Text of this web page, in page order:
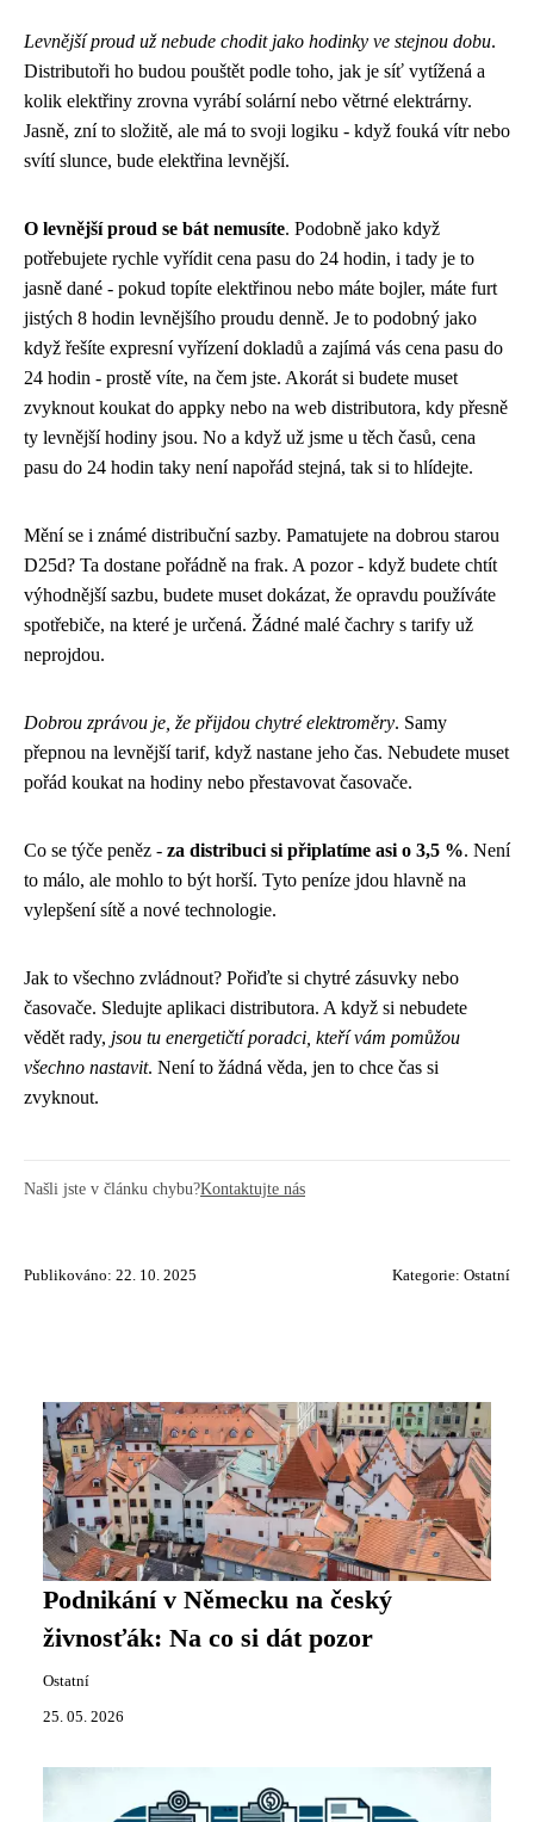
Levnější proud už nebude chodit jako hodinky ve stejnou dobu.
Distributoři ho budou pouštět podle toho, jak je síť vytížená a
kolik elektřiny zrovna vyrábí solární nebo větrné elektrárny.
Jasně, zní to složitě, ale má to svoji logiku - když fouká vítr nebo
svítí slunce, bude elektřina levnější.
O levnější proud se bát nemusíte. Podobně jako když
potřebujete rychle vyřídit cena pasu do 24 hodin, i tady je to
jasně dané - pokud topíte elektřinou nebo máte bojler, máte furt
jistých 8 hodin levnějšího proudu denně. Je to podobný jako
když řešíte expresní vyřízení dokladů a zajímá vás cena pasu do
24 hodin - prostě víte, na čem jste. Akorát si budete muset
zvyknout koukat do appky nebo na web distributora, kdy přesně
ty levnější hodiny jsou. No a když už jsme u těch časů, cena
pasu do 24 hodin taky není napořád stejná, tak si to hlídejte.
Mění se i známé distribuční sazby. Pamatujete na dobrou starou
D25d? Ta dostane pořádně na frak. A pozor - když budete chtít
výhodnější sazbu, budete muset dokázat, že opravdu používáte
spotřebiče, na které je určená. Žádné malé čachry s tarify už
neprojdou.
Dobrou zprávou je, že přijdou chytré elektroměry. Samy
přepnou na levnější tarif, když nastane jeho čas. Nebudete muset
pořád koukat na hodiny nebo přestavovat časovače.
Co se týče peněz - za distribuci si připlatíme asi o 3,5 %. Není
to málo, ale mohlo to být horší. Tyto peníze jdou hlavně na
vylepšení sítě a nové technologie.
Jak to všechno zvládnout? Pořiďte si chytré zásuvky nebo
časovače. Sledujte aplikaci distributora. A když si nebudete
vědět rady, jsou tu energetičtí poradci, kteří vám pomůžou
všechno nastavit. Není to žádná věda, jen to chce čas si
zvyknout.
Našli jste v článku chybu?Kontaktujte nás
Publikováno: 22. 10. 2025 Kategorie: Ostatní
Podnikání v Německu na český
živnosťák: Na co si dát pozor
Ostatní
25. 05. 2026